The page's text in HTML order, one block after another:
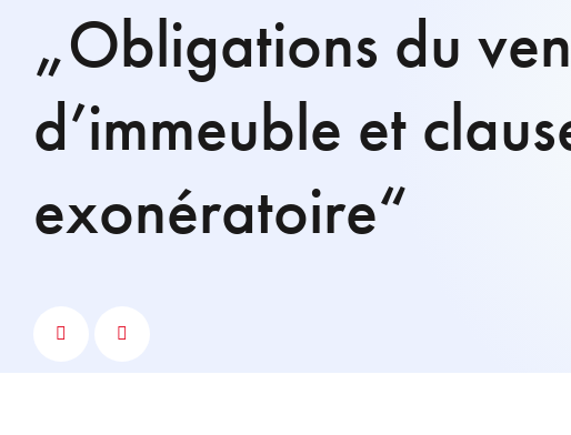
„Obligations du
d’immeuble et
exonératoire“